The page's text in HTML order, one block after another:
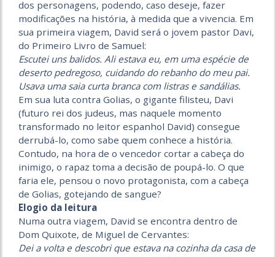
dos personagens, podendo, caso deseje, fazer
modificações na história, à medida que a vivencia. Em
sua primeira viagem, David será o jovem pastor Davi,
do Primeiro Livro de Samuel:
Escutei uns balidos. Ali estava eu, em uma espécie de
deserto pedregoso, cuidando do rebanho do meu pai.
Usava uma saia curta branca com listras e sandálias.
Em sua luta contra Golias, o gigante filisteu, Davi
(futuro rei dos judeus, mas naquele momento
transformado no leitor espanhol David) consegue
derrubá-lo, como sabe quem conhece a história.
Contudo, na hora de o vencedor cortar a cabeça do
inimigo, o rapaz toma a decisão de poupá-lo. O que
faria ele, pensou o novo protagonista, com a cabeça
de Golias, gote­jando de sangue?
Elogio da leitura
Numa outra viagem, David se encontra dentro de
Dom Quixote, de Miguel de Cervantes:
Dei a volta e descobri que estava na cozinha da casa de